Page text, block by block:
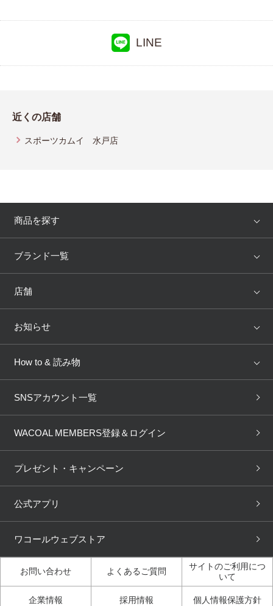
LINE
近くの店舗
スポーツカムイ 水戸店
商品を探す
アイテム
トピックス
ブランド一覧
WACOAL
AMPHI une nana cool
OUR WACOAL
WACOAL Remamma Mens Innerwear
Licensed Brands
店舗
店舗を探す
ブラ無料診断
3Dボディスキャン
お知らせ
新着情報
商品回収
ニュース＆トピックス
How to & 読み物
下着の基礎知識
ブラパン ワコールスタイル
大人の工場見学inベトナム
人間科学研究開発センター見
学
ガイド（マンガ）
3Dボディスキャン体験（マ
SNSアカウント一覧
WACOAL MEMBERS登録＆ログイン
プレゼント・キャンペーン
公式アプリ
ワコールウェブストア
お問い合わせ よくあるご質問
サイトのご利用につ
いて
企業情報 採用情報 個人情報保護方針